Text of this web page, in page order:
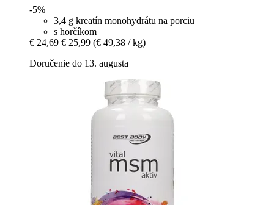
-5%
3,4 g kreatín monohydrátu na porciu
s horčíkom
€ 24,69 € 25,99 (€ 49,38 / kg)
Doručenie do 13. augusta